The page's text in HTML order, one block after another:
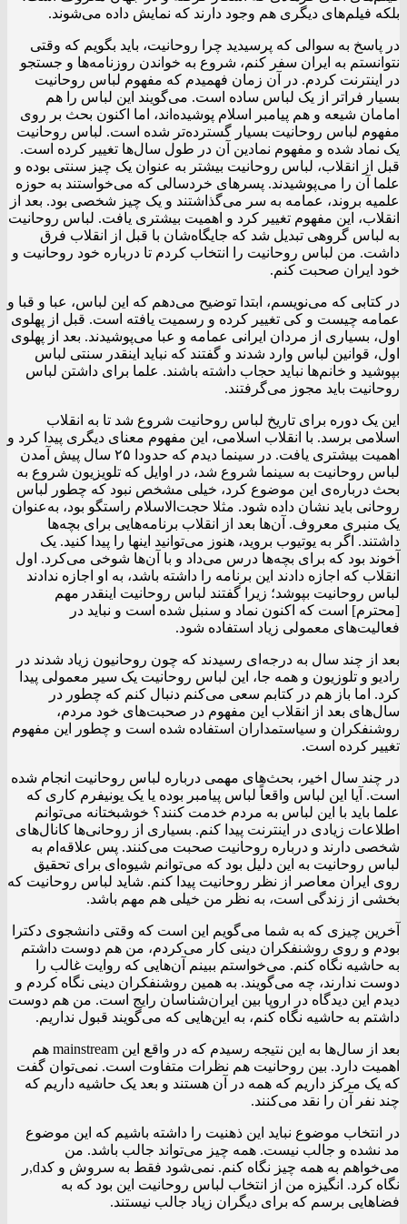
بلکه فیلم‌های دیگری هم وجود دارند که نمایش داده می‌شوند.
در پاسخ به سوالی که پرسیدید چرا روحانیت، باید بگویم که وقتی
نتوانستم به ایران سفر کنم، شروع به خواندن روزنامه‌ها و جستجو
در اینترنت کردم. در آن زمان فهمیدم که مفهوم لباس روحانیت
بسیار فراتر از یک لباس ساده است. می‌گویند این لباس را هم
امامان شیعه و هم پیامبر اسلام پوشیده‌اند، اما اکنون بحث بر روی
مفهوم لباس روحانیت بسیار گسترده‌تر شده است. لباس روحانیت
یک نماد شده و مفهوم نمادین آن در طول سال‌ها تغییر کرده است.
قبل از انقلاب، لباس روحانیت بیشتر به عنوان یک چیز سنتی بوده و
علما آن را می‌پوشیدند. پسرهای خردسالی که می‌خواستند به حوزه
علمیه بروند، عمامه به سر می‌گذاشتند و یک چیز شخصی بود. بعد از
انقلاب، این مفهوم تغییر کرد و اهمیت بیشتری یافت. لباس روحانیت
به لباس گروهی تبدیل شد که جایگاه‌شان با قبل از انقلاب فرق
داشت. من لباس روحانیت را انتخاب کردم تا درباره خود روحانیت و
خود ایران صحبت کنم.
در کتابی که می‌نویسم، ابتدا توضیح می‌دهم که این لباس، عبا و قبا و
عمامه چیست و کی تغییر کرده و رسمیت یافته است. قبل از پهلوی
اول، بسیاری از مردان ایرانی عمامه و عبا می‌پوشیدند. بعد از پهلوی
اول، قوانین لباس وارد شدند و گفتند که نباید اینقدر سنتی لباس
بپوشید و خانم‌ها نباید حجاب داشته باشند. علما برای داشتن لباس
روحانیت باید مجوز می‌گرفتند.
این یک دوره برای تاریخ لباس روحانیت شروع شد تا به انقلاب
اسلامی برسد. با انقلاب اسلامی، این مفهوم معنای دیگری پیدا کرد و
اهمیت بیشتری یافت. در سینما دیدم که حدودا ۲۵ سال پیش آمدن
لباس روحانیت به سینما شروع شد، در اوایل که تلویزیون شروع به
بحث درباره‌ی این موضوع کرد، خیلی مشخص نبود که چطور لباس
روحانی باید نشان داده شود. مثلا حجت‌الاسلام راستگو بود، به‌عنوان
یک منبری معروف. آن‌ها بعد از انقلاب برنامه‌هایی برای بچه‌ها
داشتند. اگر به یوتیوب بروید، هنوز می‌توانید اینها را پیدا کنید. یک
آخوند بود که برای بچه‌ها درس می‌داد و با آن‌ها شوخی می‌کرد. اول
انقلاب که اجازه دادند این برنامه را داشته باشد، به او اجازه ندادند
لباس روحانیت بپوشد؛ زیرا گفتند لباس روحانیت اینقدر مهم
[محترم] است که اکنون نماد و سنبل شده است و نباید در
فعالیت‌های معمولی زیاد استفاده شود.
بعد از چند سال به درجه‌ای رسیدند که چون روحانیون زیاد شدند در
رادیو و تلوزیون و همه‌ جا، این لباس روحانیت یک سیر معمولی پیدا
کرد. اما باز هم در کتابم سعی می‌کنم دنبال کنم که چطور در
سال‌های بعد از انقلاب این مفهوم در صحبت‌های خود مردم،
روشنفکران و سیاستمداران استفاده شده است و چطور این مفهوم
تغییر کرده است.
در چند سال اخیر، بحث‌های مهمی درباره لباس روحانیت انجام شده
است. آیا این لباس واقعاً لباس پیامبر بوده یا یک یونیفرم کاری که
علما باید با این لباس به مردم خدمت کنند؟ خوشبختانه می‌توانم
اطلاعات زیادی در اینترنت پیدا کنم. بسیاری از روحانی‌ها کانال‌های
شخصی دارند و درباره روحانیت صحبت می‌کنند. پس علاقه‌ام به
لباس روحانیت به این دلیل بود که می‌توانم شیوه‌ای برای تحقیق
روی ایران معاصر از نظر روحانیت پیدا کنم. شاید لباس روحانیت که
بخشی از زندگی است، به نظر من خیلی هم مهم باشد.
آخرین چیزی که به شما می‌گویم این است که وقتی دانشجوی دکترا
بودم و روی روشنفکران دینی کار می‌کردم، من هم دوست داشتم
به حاشیه نگاه کنم. می‌خواستم ببینم آن‌هایی که روایت غالب را
دوست ندارند، چه می‌گویند. به همین روشنفکران دینی نگاه کردم و
دیدم این دیدگاه در اروپا بین ایران‌شناسان رایج است. من هم دوست
داشتم به حاشیه نگاه کنم، به این‌هایی که می‌گویند قبول نداریم.
بعد از سال‌ها به این نتیجه رسیدم که در واقع این mainstream هم
اهمیت دارد. بین روحانیت هم نظرات متفاوت است. نمی‌توان گفت
که یک مرکز داریم که همه در آن هستند و بعد یک حاشیه داریم که
چند نفر آن را نقد می‌کنند.
در انتخاب موضوع نباید این ذهنیت را داشته باشیم که این موضوع
مد نشده و جالب نیست. همه چیز می‌تواند جالب باشد. من
می‌خواهم به همه چیز نگاه کنم. نمی‌شود فقط به سروش و کدd,ر
نگاه کرد. انگیزه من از انتخاب لباس روحانیت این بود که به
فضاهایی برسم که برای دیگران زیاد جالب نیستند.